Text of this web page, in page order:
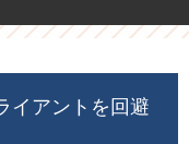
イアントを回避